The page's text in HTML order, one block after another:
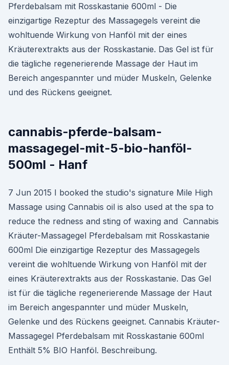
Pferdebalsam mit Rosskastanie 600ml - Die
einzigartige Rezeptur des Massagegels vereint die
wohltuende Wirkung von Hanföl mit der eines
Kräuterextrakts aus der Rosskastanie. Das Gel ist für
die tägliche regenerierende Massage der Haut im
Bereich angespannter und müder Muskeln, Gelenke
und des Rückens geeignet.
cannabis-pferde-balsam-
massagegel-mit-5-bio-hanföl-
500ml - Hanf
7 Jun 2015 I booked the studio's signature Mile High
Massage using Cannabis oil is also used at the spa to
reduce the redness and sting of waxing and Cannabis
Kräuter-Massagegel Pferdebalsam mit Rosskastanie
600ml Die einzigartige Rezeptur des Massagegels
vereint die wohltuende Wirkung von Hanföl mit der
eines Kräuterextrakts aus der Rosskastanie. Das Gel
ist für die tägliche regenerierende Massage der Haut
im Bereich angespannter und müder Muskeln,
Gelenke und des Rückens geeignet. Cannabis Kräuter-
Massagegel Pferdebalsam mit Rosskastanie 600ml
Enthält 5% BIO Hanföl. Beschreibung.